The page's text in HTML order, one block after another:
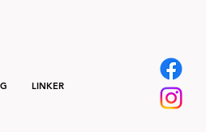
LINKER